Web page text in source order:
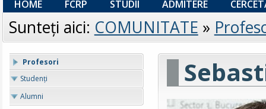
HOME FCRP STUDII ADMITERE
Sunteţi aici: COMUNITATE »
Profesori
Studenţi
Alumni